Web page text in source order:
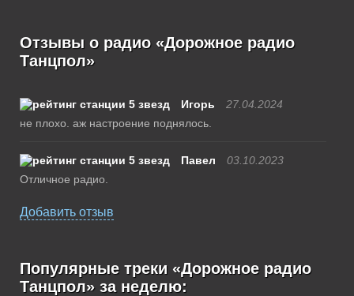
Отзывы о радио «Дорожное радио
Танцпол»
Игорь
27.04.2024
не плохо. аж настроение поднялось.
Павел
03.10.2023
Отличное радио.
Добавить отзыв
Популярные треки «Дорожное радио
Танцпол» за неделю: